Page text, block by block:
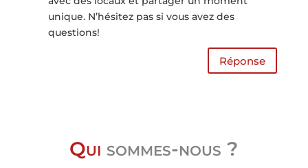
unique. N’hésitez pas si vous avez des
questions!
Réponse
Qui sommes-nous ?